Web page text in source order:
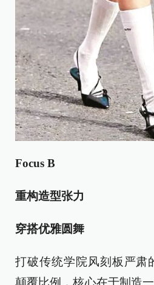
Focus B
重构造型张力
穿搭优雅圆舞
打破传统学院风刻板严肃
颠覆比例，核心在于制造